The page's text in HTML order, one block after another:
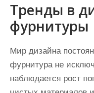
Тренды в
фурнитуры
Мир дизайна
фурнитура не
наблюдается рост